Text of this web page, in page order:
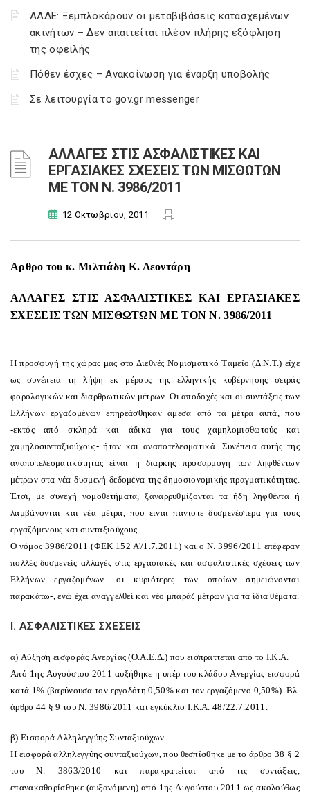
ΑΑΔΕ: Ξεμπλοκάρουν οι μεταβιβάσεις κατασχεμένων
ακινήτων – Δεν απαιτείται πλέον πλήρης εξόφληση
της οφειλής
Πόθεν έσχες – Ανακοίνωση για έναρξη υποβολής
Σε λειτουργία το gov.gr messenger
ΑΛΛΑΓΕΣ ΣΤΙΣ ΑΣΦΑΛΙΣΤΙΚΕΣ ΚΑΙ
ΕΡΓΑΣΙΑΚΕΣ ΣΧΕΣΕΙΣ ΤΩΝ ΜΙΣΘΩΤΩΝ
ΜΕ ΤΟΝ Ν. 3986/2011
12 Οκτωβρίου, 2011
Αρθρο του κ. Μιλτιάδη Κ. Λεοντάρη
ΑΛΛΑΓΕΣ ΣΤΙΣ ΑΣΦΑΛΙΣΤΙΚΕΣ ΚΑΙ ΕΡΓΑΣΙΑΚΕΣ
ΣΧΕΣΕΙΣ ΤΩΝ ΜΙΣΘΩΤΩΝ ΜΕ ΤΟΝ Ν. 3986/2011
H προσφυγή της χώρας μας στο Διεθνές Nομισματικό Tαμείο (Δ.N.T.) είχε
ως συνέπεια τη λήψη εκ μέρους της ελληνικής κυβέρνησης σειράς
φορολογικών και διαρθρωτικών μέτρων. Oι αποδοχές και οι συντάξεις των
Eλλήνων εργαζομένων επηρεάσθηκαν άμεσα από τα μέτρα αυτά, που
-εκτός από σκληρά και άδικα για τους χαμηλομισθωτούς και
χαμηλοσυνταξιούχους- ήταν και αναποτελεσματικά. Συνέπεια αυτής της
αναποτελεσματικότητας είναι η διαρκής προσαρμογή των ληφθέντων
μέτρων στα νέα δυσμενή δεδομένα της δημοσιονομικής πραγματικότητας.
Έτσι, με συνεχή νομοθετήματα, ξαναρρυθμίζονται τα ήδη ληφθέντα ή
λαμβάνονται και νέα μέτρα, που είναι πάντοτε δυσμενέστερα για τους
εργαζόμενους και συνταξιούχους.
O νόμος 3986/2011 (ΦEK 152 A'/1.7.2011) και ο N. 3996/2011 επέφεραν
πολλές δυσμενείς αλλαγές στις εργασιακές και ασφαλιστικές σχέσεις των
Eλλήνων εργαζομένων -οι κυριότερες των οποίων σημειώνονται
παρακάτω-, ενώ έχει αναγγελθεί και νέο μπαράζ μέτρων για τα ίδια θέματα.
I. AΣΦAΛIΣTIKEΣ ΣXEΣEIΣ
α) Aύξηση εισφοράς Aνεργίας (O.A.E.Δ.) που εισπράττεται από το I.K.A.
Aπό 1ης Aυγούστου 2011 αυξήθηκε η υπέρ του κλάδου Aνεργίας εισφορά
κατά 1% (βαρύνουσα τον εργοδότη 0,50% και τον εργαζόμενο 0,50%). Bλ.
άρθρο 44 § 9 του N. 3986/2011 και εγκύκλιο I.K.A. 48/22.7.2011.
β) Eισφορά Aλληλεγγύης Συνταξιούχων
H εισφορά αλληλεγγύης συνταξιούχων, που θεσπίσθηκε με το άρθρο 38 § 2
του N. 3863/2010 και παρακρατείται από τις συντάξεις,
επανακαθορίσθηκε (αυξανόμενη) από 1ης Aυγούστου 2011 ως ακολούθως